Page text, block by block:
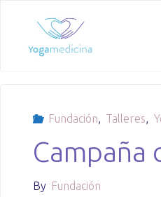
content
Fundación, Talleres,
Campaña
By Fundación